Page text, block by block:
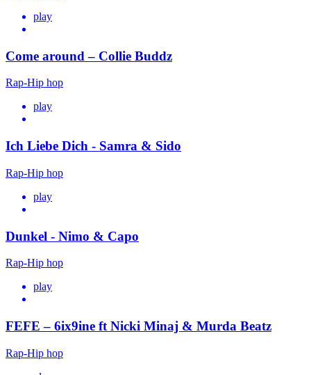
play
Come around – Collie Buddz
Rap-Hip hop
play
Ich Liebe Dich - Samra & Sido
Rap-Hip hop
play
Dunkel - Nimo & Capo
Rap-Hip hop
play
FEFE – 6ix9ine ft Nicki Minaj & Murda Beatz
Rap-Hip hop